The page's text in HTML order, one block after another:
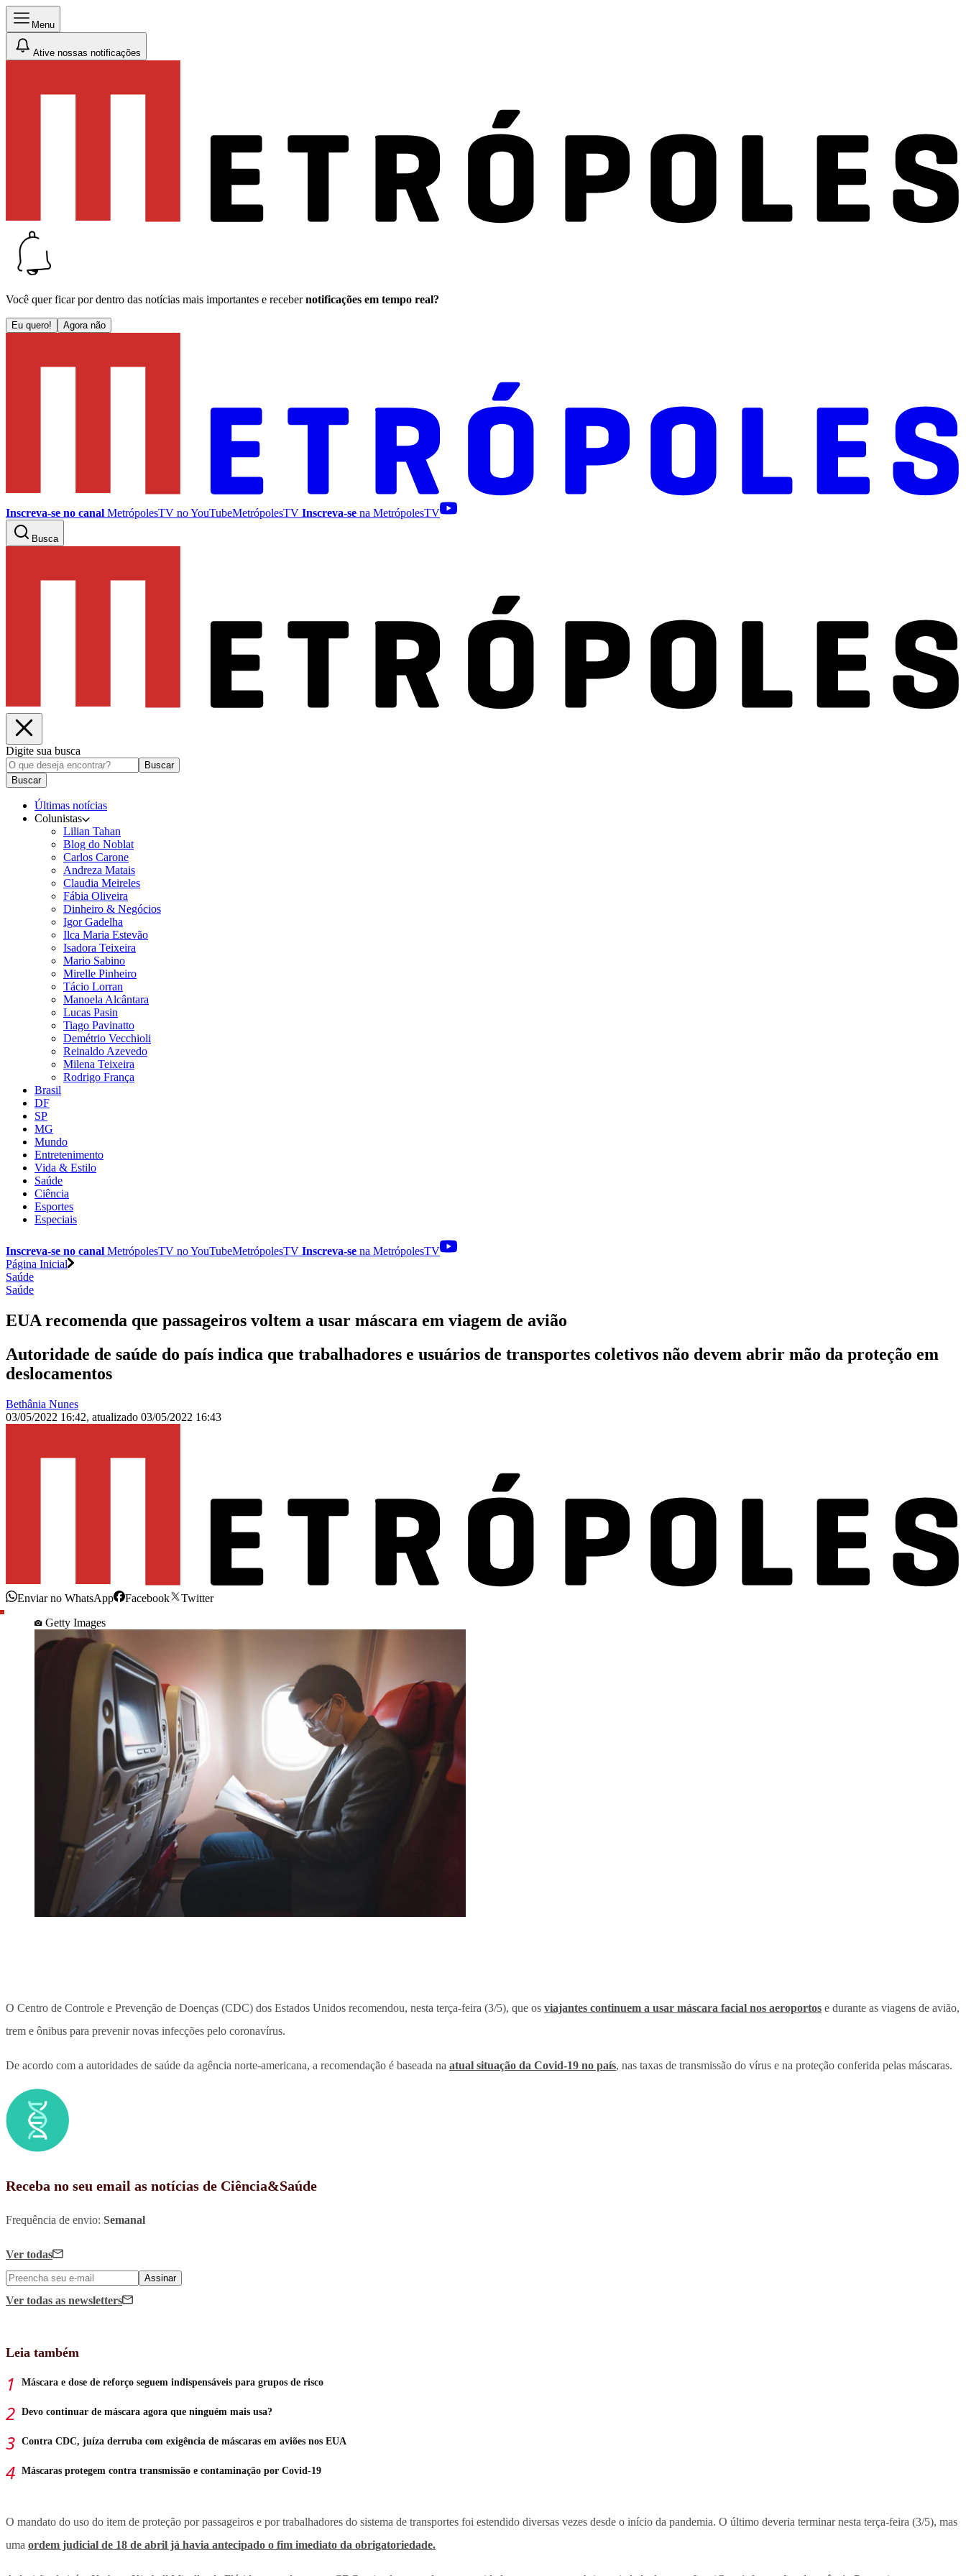
Menu
Ative nossas notificações
Você quer ficar por dentro das notícias mais importantes e receber notificações em tempo real?
Eu quero! Agora não
Inscreva-se no canal MetrópolesTV noYouTubeMetrópolesTV Inscreva-se na MetrópolesTV
Busca
Digite sua busca
Buscar
Buscar
Últimas notícias
Colunistas
Lilian Tahan
Blog do Noblat
Carlos Carone
Andreza Matais
Claudia Meireles
Fábia Oliveira
Dinheiro & Negócios
Igor Gadelha
Ilca Maria Estevão
Isadora Teixeira
Mario Sabino
Mirelle Pinheiro
Tácio Lorran
Manoela Alcântara
Lucas Pasin
Tiago Pavinatto
Demétrio Vecchioli
Reinaldo Azevedo
Milena Teixeira
Rodrigo França
Brasil
DF
SP
MG
Mundo
Entretenimento
Vida & Estilo
Saúde
Ciência
Esportes
Especiais
Inscreva-se no canal MetrópolesTV noYouTubeMetrópolesTV Inscreva-se na MetrópolesTV
Página Inicial
Saúde
Saúde
EUA recomenda que passageiros voltem a usar máscara em viagem de avião
Autoridade de saúde do país indica que trabalhadores e usuários de transportes coletivos não devem abrir mão da proteção em
deslocamentos
Bethânia Nunes
03/05/2022 16:42, atualizado 03/05/2022 16:43
Enviar no WhatsApp Facebook
Twitter
Getty Images
O Centro de Controle e Prevenção de Doenças (CDC) dos Estados Unidos recomendou, nesta terça-feira (3/5), que os viajantes continuem a usar máscara facial nos aeroportos e durante as viagens de avião,
trem e ônibus para prevenir novas infecções pelo coronavírus.
De acordo com a autoridades de saúde da agência norte-americana, a recomendação é baseada na atual situação da Covid-19 no país, nas taxas de transmissão do vírus e na proteção conferida pelas máscaras.
Receba no seu email as notícias de Ciência&Saúde
Frequência de envio: Semanal
Ver todas
Assinar
Ver todas as newsletters
Leia também
Máscara e dose de reforço seguem indispensáveis para grupos de risco
Devo continuar de máscara agora que ninguém mais usa?
Contra CDC, juíza derruba com exigência de máscaras em aviões nos EUA
Máscaras protegem contra transmissão e contaminação por Covid-19
O mandato do uso do item de proteção por passageiros e por trabalhadores do sistema de transportes foi estendido diversas vezes desde o início da pandemia. O último deveria terminar nesta terça-feira (3/5), mas
uma ordem judicial de 18 de abril já havia antecipado o fim imediato da obrigatoriedade.